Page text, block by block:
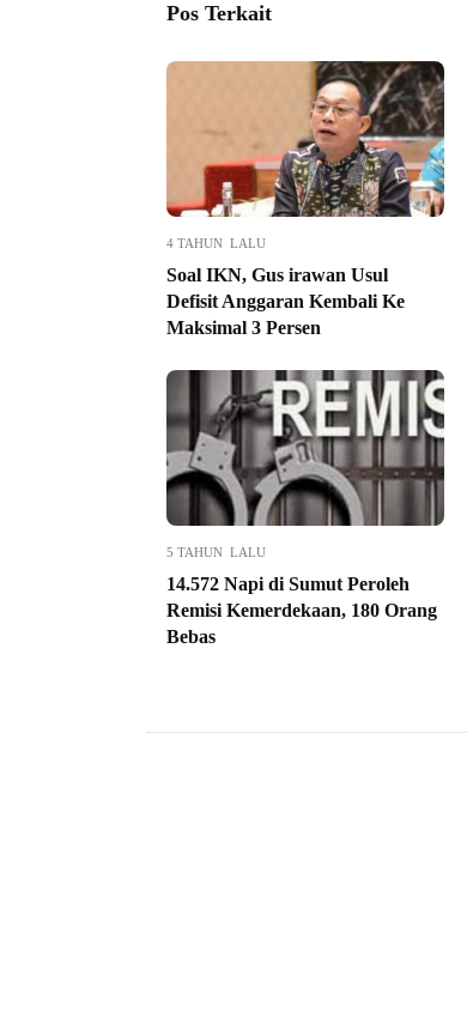
Pos Terkait
4 TAHUN LALU
Soal IKN, Gus irawan Usul
Defisit Anggaran Kembali Ke
Maksimal 3 Persen
5 TAHUN LALU
14.572 Napi di Sumut Peroleh
Remisi Kemerdekaan, 180 Orang
Bebas